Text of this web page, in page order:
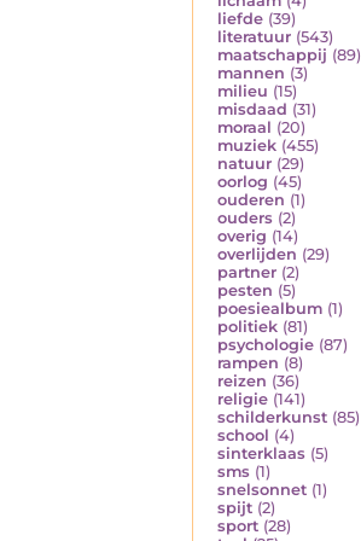
liefde (39)
literatuur (543)
maatschappij (89)
mannen (3)
milieu (15)
misdaad (31)
moraal (20)
muziek (455)
natuur (29)
oorlog (45)
ouderen (1)
ouders (2)
overig (14)
overlijden (29)
partner (2)
pesten (5)
poesiealbum (1)
politiek (81)
psychologie (87)
rampen (8)
reizen (36)
religie (141)
schilderkunst (85)
school (4)
sinterklaas (5)
sms (1)
snelsonnet (1)
spijt (2)
sport (28)